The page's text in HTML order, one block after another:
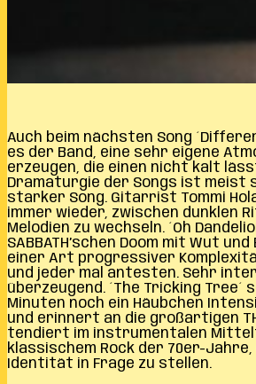
Auch beim nächsten Song
es der Band, eine sehr eigene
erzeugen, die einen nicht kalt
Dramaturgie der Songs ist meist
starker Song. Gitarrist Tommi
immer wieder, zwischen dunklen
Melodien zu wechseln. ´Oh
SABBATH’schen Doom mit Wut
einer Art progressiver
und jeder mal antesten. Sehr
überzeugend. ´The Tricking
Minuten noch ein Häubchen
und erinnert an die großartigen
tendiert im instrumentalen
klassischem Rock der 70er-Jahre,
Identität in Frage zu stellen.